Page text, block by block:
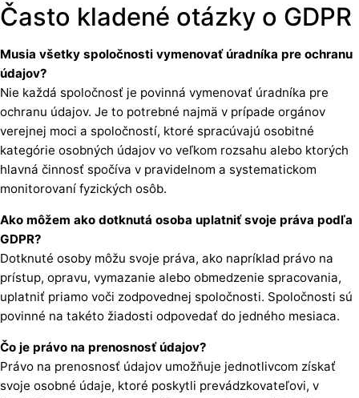
Často kladené otázky o GDPR
Musia všetky spoločnosti vymenovať úradníka pre ochranu
údajov?
Nie každá spoločnosť je povinná vymenovať úradníka pre
ochranu údajov. Je to potrebné najmä v prípade orgánov
verejnej moci a spoločností, ktoré spracúvajú osobitné
kategórie osobných údajov vo veľkom rozsahu alebo ktorých
hlavná činnosť spočíva v pravidelnom a systematickom
monitorovaní fyzických osôb.
Ako môžem ako dotknutá osoba uplatniť svoje práva podľa
GDPR?
Dotknuté osoby môžu svoje práva, ako napríklad právo na
prístup, opravu, vymazanie alebo obmedzenie spracovania,
uplatniť priamo voči zodpovednej spoločnosti. Spoločnosti sú
povinné na takéto žiadosti odpovedať do jedného mesiaca.
Čo je právo na prenosnosť údajov?
Právo na prenosnosť údajov umožňuje jednotlivcom získať
svoje osobné údaje, ktoré poskytli prevádzkovateľovi, v